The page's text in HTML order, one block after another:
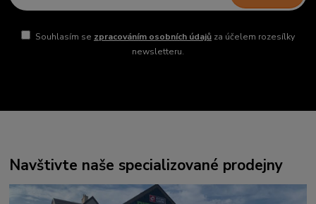
Souhlasím se zpracováním osobních údajůza účelem rozesílky
newsletteru.
Navštivte naše specializované prodejny